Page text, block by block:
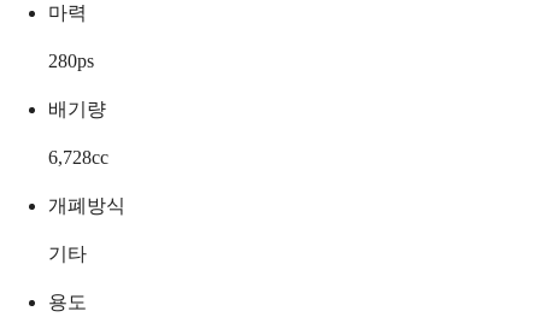
마력
280ps
배기량
6,728cc
개폐방식
기타
용도